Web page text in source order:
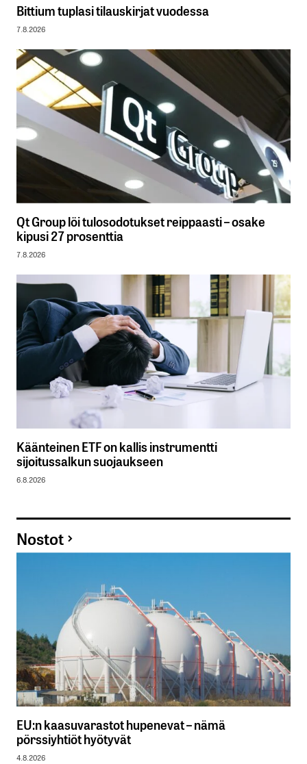
Bittium tuplasi tilauskirjat vuodessa
7.8.2026
Qt Group löi tulosodotukset reippaasti – osake
kipusi 27 prosenttia
7.8.2026
Käänteinen ETF on kallis instrumentti
sijoitussalkun suojaukseen
6.8.2026
Nostot
EU:n kaasuvarastot hupenevat – nämä
pörssiyhtiöt hyötyvät
4.8.2026